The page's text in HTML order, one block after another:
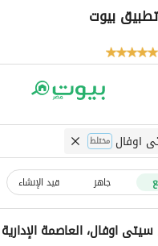
تطبيق بيوت
اوفال مختلط
جاهز قيد الإنشاء
اوفال، العاصمة الإدارية